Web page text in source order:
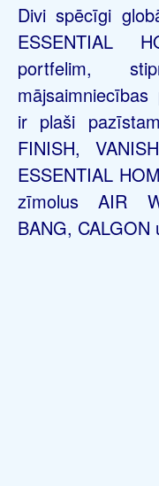
Divi spēcīgi
ESSENTIAL
portfelim,
ir plaši
FINISH,
ESSENTIAL
zīmolus AIR
BANG, CALGON